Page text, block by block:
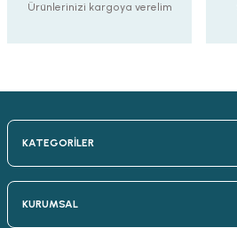
Ürünlerinizi kargoya verelim
KATEGORİLER
KURUMSAL